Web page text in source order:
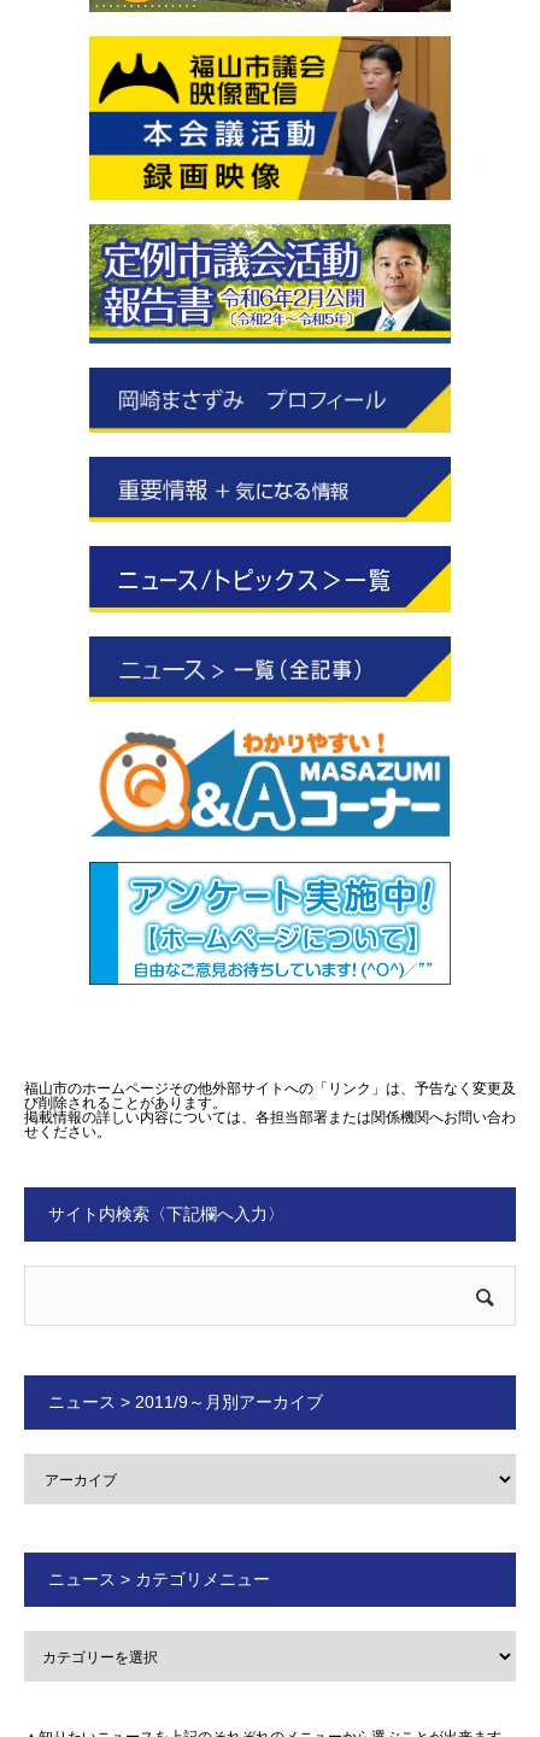
福山市のホームページその他外部サイトへの「リンク」は、予告なく変更及
び削除されることがあります。
掲載情報の詳しい内容については、各担当部署または関係機関へお問い合わ
せください。
サイト内検索〈下記欄へ入力〉
ニュース > 2011/9～月別アーカイブ
ニュース > カテゴリメニュー